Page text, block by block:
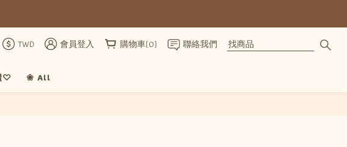
TWD 會員登入 購物車(0) 聯絡我們
♡ ❀ All